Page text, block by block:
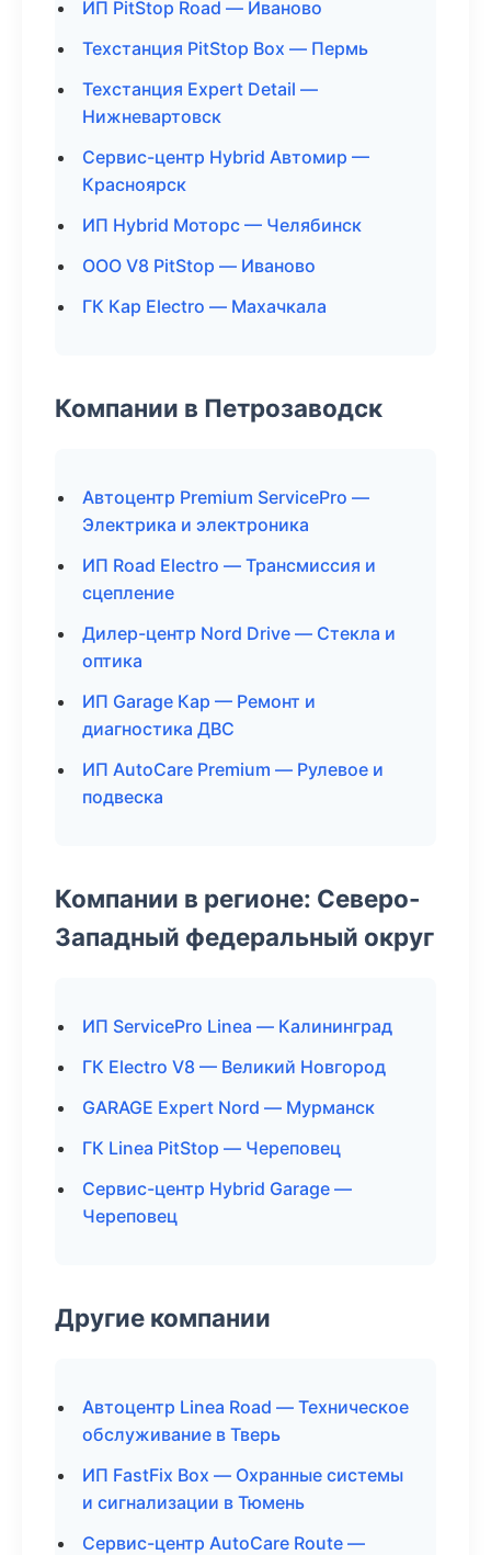
ИП PitStop Road — Иваново
Техстанция PitStop Box — Пермь
Техстанция Expert Detail —
Нижневартовск
Сервис-центр Hybrid Автомир —
Красноярск
ИП Hybrid Моторс — Челябинск
ООО V8 PitStop — Иваново
ГК Кар Electro — Махачкала
Компании в Петрозаводск
Автоцентр Premium ServicePro —
Электрика и электроника
ИП Road Electro — Трансмиссия и
сцепление
Дилер-центр Nord Drive — Стекла и
оптика
ИП Garage Кар — Ремонт и
диагностика ДВС
ИП AutoCare Premium — Рулевое и
подвеска
Компании в регионе: Северо-
Западный федеральный округ
ИП ServicePro Linea — Калининград
ГК Electro V8 — Великий Новгород
GARAGE Expert Nord — Мурманск
ГК Linea PitStop — Череповец
Сервис-центр Hybrid Garage —
Череповец
Другие компании
Автоцентр Linea Road — Техническое
обслуживание в Тверь
ИП FastFix Box — Охранные системы
и сигнализации в Тюмень
Сервис-центр AutoCare Route —